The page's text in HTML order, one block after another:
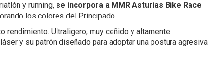
y running, se incorpora a MMR Asturias Bike Race
los colores del Principado.
rendimiento. Ultraligero, muy ceñido y altamente
y su patrón diseñado para adoptar una postura agresiva